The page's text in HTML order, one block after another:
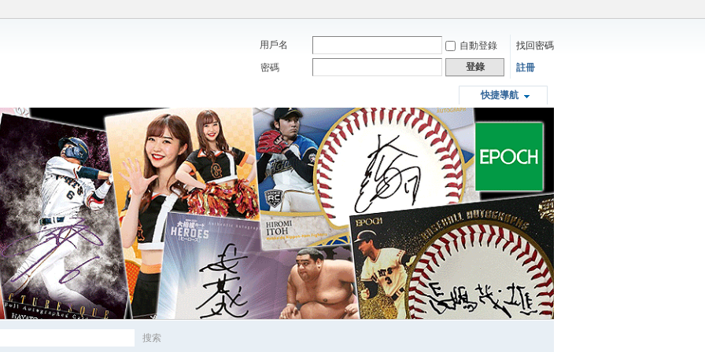
用戶名 自動登錄
找回密碼
密碼
登錄 註冊
快捷導航
搜索